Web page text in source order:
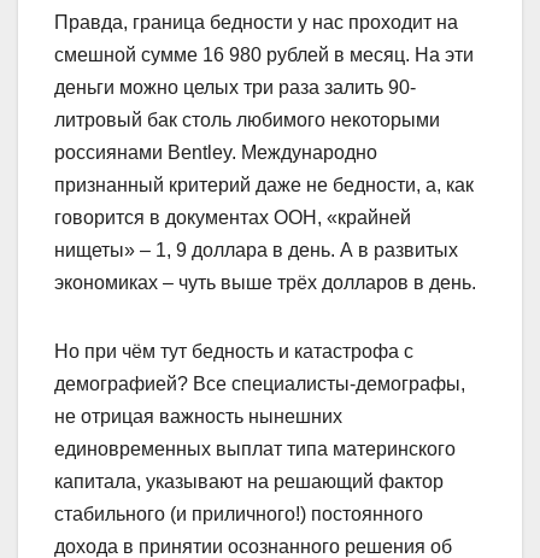
Правда, граница бедности у нас проходит на
смешной сумме 16 980 рублей в месяц. На эти
деньги можно целых три раза залить 90-
литровый бак столь любимого некоторыми
россиянами Bentley. Международно
признанный критерий даже не бедности, а, как
говорится в документах ООН, «крайней
нищеты» – 1, 9 доллара в день. А в развитых
экономиках – чуть выше трёх долларов в день.
Но при чём тут бедность и катастрофа с
демографией? Все специалисты-демографы,
не отрицая важность нынешних
единовременных выплат типа материнского
капитала, указывают на решающий фактор
стабильного (и приличного!) постоянного
дохода в принятии осознанного решения об